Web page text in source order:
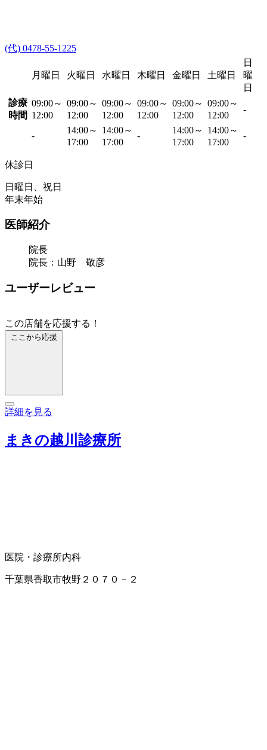
(代) 0478-55-1225
月曜日 火曜日 水曜日 木曜日 金曜日 土曜日
日
曜
日
診療
時間
09:00～
12:00
09:00～
12:00
09:00～
12:00
09:00～
12:00
09:00～
12:00
09:00～
12:00
-
-
14:00～
17:00
14:00～
17:00
-
14:00～
17:00
14:00～
17:00
-
休診日
日曜日、祝日
年末年始
医師紹介
院長
院長：山野 敬彦
ユーザーレビュー
この店舗を応援する！
ここから応援
詳細を見る
まきの越川診療所
医院・診療所内科
千葉県香取市牧野２０７０－２